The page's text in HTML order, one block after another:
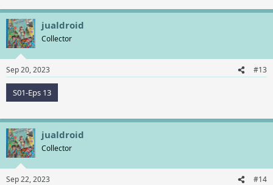
jualdroid
Collector
Sep 20, 2023 #13
S01-Eps 13
jualdroid
Collector
Sep 22, 2023 #14